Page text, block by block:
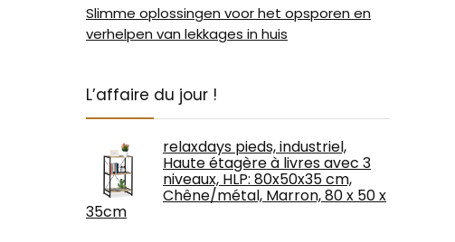
Slimme oplossingen voor het opsporen en
verhelpen van lekkages in huis
L’affaire du jour !
relaxdays pieds, industriel,
Haute étagère à livres avec 3
niveaux, HLP: 80x50x35 cm,
Chêne/métal, Marron, 80 x 50 x
35cm